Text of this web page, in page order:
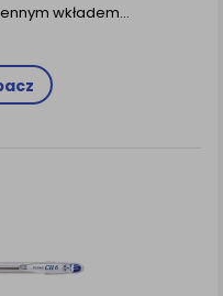
wkładem…